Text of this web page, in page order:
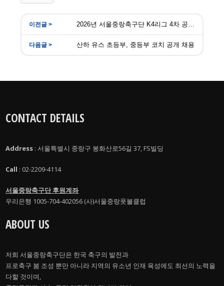
2026년 서울중랑축구단 K4리그 4차 공개 모집
산하 유스 초등부, 중등부 코치 공개 채용
CONTACT DETAILS
Address : 서울특별시 중랑구 봉화산로56길 37, FS빌딩
Call : 02-2209-4114
서울중랑축구단 후원계좌
우리은행 1005-704-402056 (사)서울중랑풋볼클럽
ABOUT US
저희 서울중랑축구단은 한국 축구의 발전과
프로축구 붐 조성 뿐만 아니라 지역의 유소년 인재 육성에도 최선의 노력을
다할 것이며,